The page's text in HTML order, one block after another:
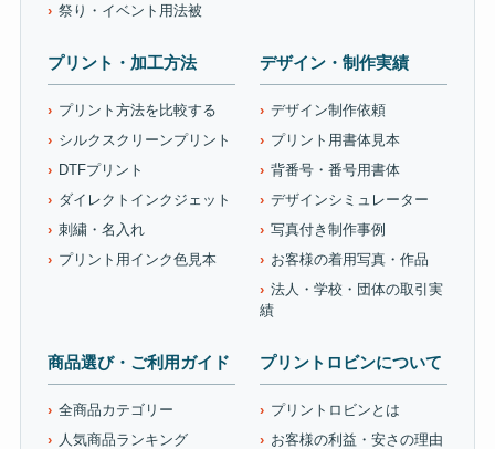
祭り・イベント用法被
プリント・加工方法
プリント方法を比較する
シルクスクリーンプリント
DTFプリント
ダイレクトインクジェット
刺繍・名入れ
プリント用インク色見本
デザイン・制作実績
デザイン制作依頼
プリント用書体見本
背番号・番号用書体
デザインシミュレーター
写真付き制作事例
お客様の着用写真・作品
法人・学校・団体の取引実
績
商品選び・ご利用ガイド
全商品カテゴリー
人気商品ランキング
プリントロビンについて
プリントロビンとは
お客様の利益・安さの理由